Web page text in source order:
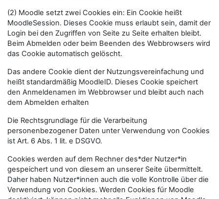
(2) Moodle setzt zwei Cookies ein: Ein Cookie heißt
MoodleSession. Dieses Cookie muss erlaubt sein, damit der
Login bei den Zugriffen von Seite zu Seite erhalten bleibt.
Beim Abmelden oder beim Beenden des Webbrowsers wird
das Cookie automatisch gelöscht.
Das andere Cookie dient der Nutzungsvereinfachung und
heißt standardmäßig MoodleID. Dieses Cookie speichert
den Anmeldenamen im Webbrowser und bleibt auch nach
dem Abmelden erhalten
Die Rechtsgrundlage für die Verarbeitung
personenbezogener Daten unter Verwendung von Cookies
ist Art. 6 Abs. 1 lit. e DSGVO.
Cookies werden auf dem Rechner des*der Nutzer*in
gespeichert und von diesem an unserer Seite übermittelt.
Daher haben Nutzer*innen auch die volle Kontrolle über die
Verwendung von Cookies. Werden Cookies für Moodle